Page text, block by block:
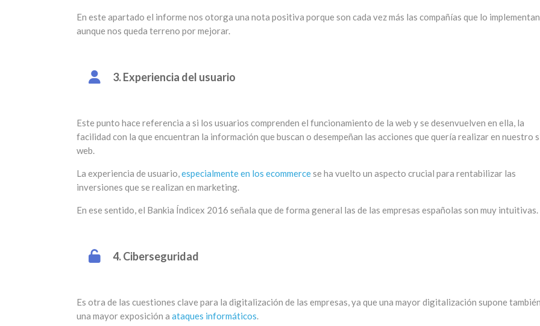
En este apartado el informe nos otorga una nota positiva porque son cada vez más las compañías que lo
aunque nos queda terreno por mejorar.
3. Experiencia del usuario
Este punto hace referencia a si los usuarios comprenden el funcionamiento de la web y se desenvuelven en ella, la
facilidad con la que encuentran la información que buscan o desempeñan las acciones que quería realizar en nuestro
web.
La experiencia de usuario,especialmente en los ecommercese ha vuelto un aspecto crucial para rentabilizar las
inversiones que se realizan en marketing.
En ese sentido, el Bankia Índicex 2016 señala que de forma general las de las empresas españolas son muy intuitivas.
4. Ciberseguridad
Es otra de las cuestiones clave para la digitalización de las empresas, ya que una mayor digitalización supone también
una mayor exposición a ataques informáticos.